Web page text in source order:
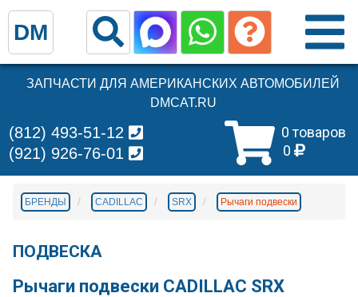
ЗАПЧАСТИ ДЛЯ АМЕРИКАНСКИХ АВТОМОБИЛЕЙ
DMCAT.RU
0 товаров
0
(812) 493-51-12
(921) 926-76-01
БРЕНДЫ CADILLAC SRX Рычаги подвески
ПОДВЕСКА
Рычаги подвески CADILLAC SRX
DM